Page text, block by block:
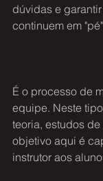
dúvidas e
continuem em
É o processo de
equipe. Neste
teoria, estudos
objetivo aqui é
instrutor aos